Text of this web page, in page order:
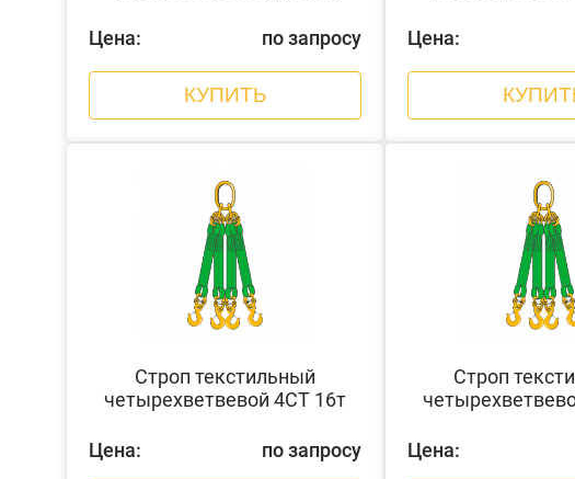
Цена: по запросу
КУПИТЬ
Цена:
Строп текстильный
четырехветвевой 4СТ 16т
Цена: по запросу
Строп
Цена: